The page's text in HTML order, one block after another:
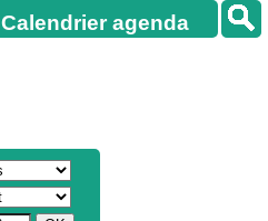
Calendrier agenda